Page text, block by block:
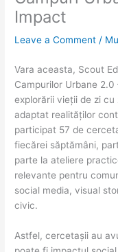
Impact
Leave a Comment /
Vara aceasta, Scout
Campurilor Urbane
explorării vieții de zi
adaptat realităților
participat 57 de
fiecărei săptămâni,
parte la ateliere
relevante pentru
social media, visual
civic.
Astfel, cercetașii au